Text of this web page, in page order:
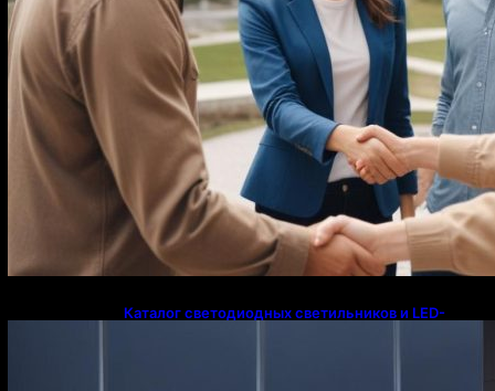
Каталог светодиодных светильников и LED-